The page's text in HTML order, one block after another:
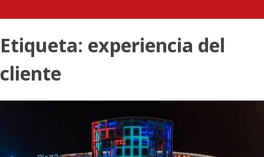
Etiqueta: experiencia del
cliente